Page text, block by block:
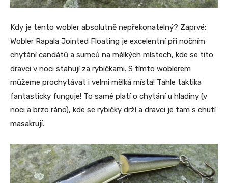
Kdy je tento wobler absolutně nepřekonatelný? Zaprvé:
Wobler Rapala Jointed Floating je excelentní při nočním
chytání candátů a sumců na mělkých místech, kde se tito
dravci v noci stahují za rybičkami. S tímto woblerem
můžeme prochytávat i velmi mělká místa! Tahle taktika
fantasticky funguje! To samé platí o chytání u hladiny (v
noci a brzo ráno), kde se rybičky drží a dravci je tam s chutí
masakrují.